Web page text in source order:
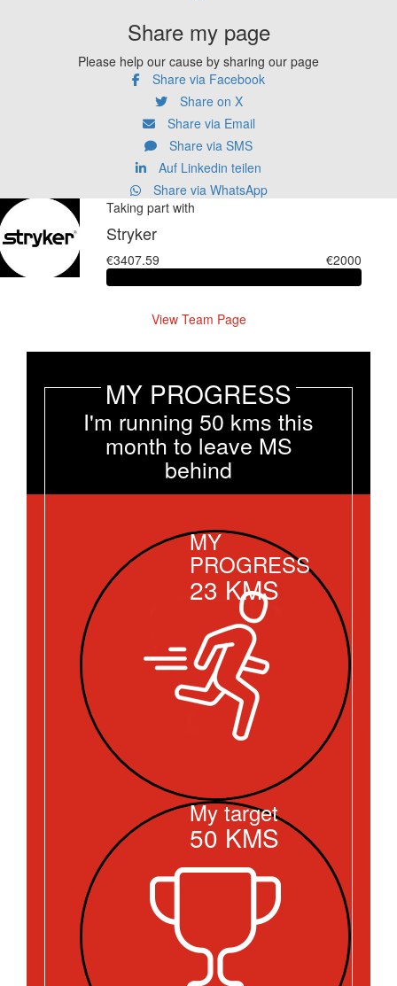
Share my page
Please help our cause by sharing our page
Share via Facebook
Share on X
Share via Email
Share via SMS
Auf Linkedin teilen
Share via WhatsApp
Taking part with
Stryker
€3407.59 €2000
View Team Page
MY PROGRESS
I'm running 50 kms this
month to leave MS
behind
MY
PROGRESS
23 KMS
My target
50 KMS